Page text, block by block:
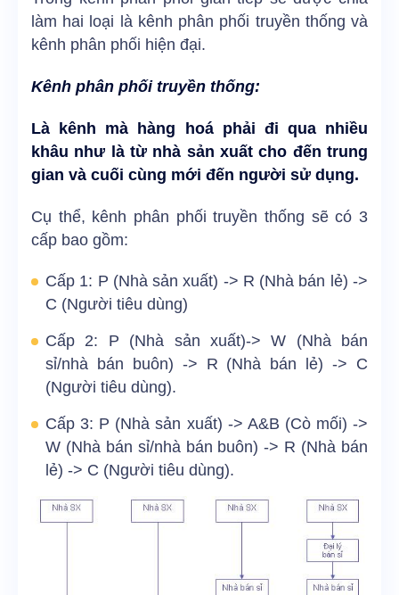
làm hai loại là kênh phân phối truyền thống và
kênh phân phối hiện đại.
Kênh phân phối truyền thống:
Là kênh mà hàng hoá phải đi qua nhiều
khâu như là từ nhà sản xuất cho đến trung
gian và cuối cùng mới đến người sử dụng.
Cụ thể, kênh phân phối truyền thống sẽ có 3
cấp bao gồm:
Cấp 1: P (Nhà sản xuất) -> R (Nhà bán lẻ) ->
C (Người tiêu dùng)
Cấp 2: P (Nhà sản xuất)-> W (Nhà bán
sỉ/nhà bán buôn) -> R (Nhà bán lẻ) -> C
(Người tiêu dùng).
Cấp 3: P (Nhà sản xuất) -> A&B (Cò mối) ->
W (Nhà bán sỉ/nhà bán buôn) -> R (Nhà bán
lẻ) -> C (Người tiêu dùng).